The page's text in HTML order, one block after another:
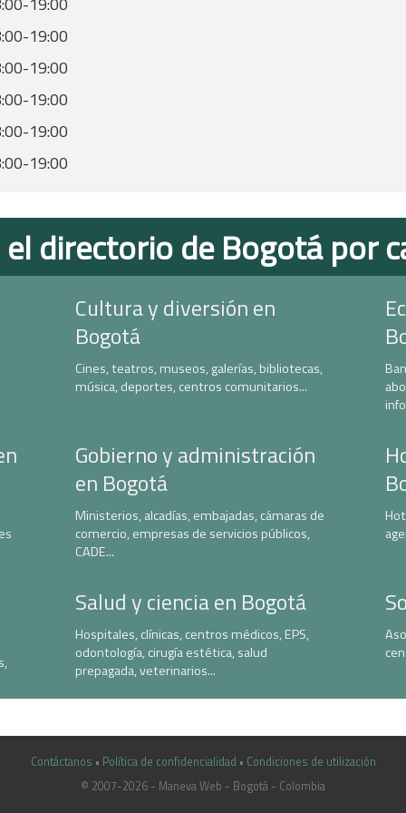
19:00
19:00
19:00
19:00
19:00
el directorio de Bogotá por
Cultura y diversión en
Bogotá
Cines, teatros, museos, galerías, bibliotecas,
música, deportes, centros comunitarios...
Gobierno y administración
en Bogotá
Ministerios, alcadías, embajadas, cámaras de
comercio, empresas de servicios públicos,
CADE...
Salud y ciencia en Bogotá
Hospitales, clínicas, centros médicos, EPS,
odontología, cirugía estética, salud
prepagada, veterinarios...
Contáctanos • Política de confidencialidad • Condiciones de utilización
© 2007-2026 - Maneva Web - Bogotá - Colombia